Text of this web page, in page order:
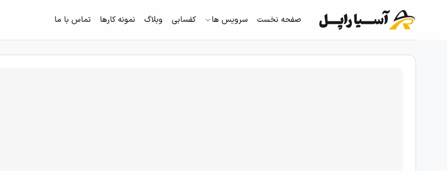
صفحه نخست سرویس ها کفسابی وبلاگ نمونه کارها تماس با ما